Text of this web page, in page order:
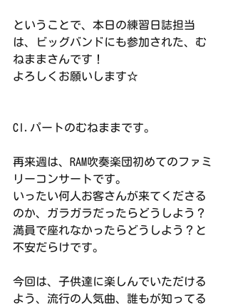
ということで、本日の練習日誌担当
は、ビッグバンドにも参加された、む
ねままさんです！
よろしくお願いします☆
Cl.パートのむねままです。
再来週は、RAM吹奏楽団初めてのファミ
リーコンサートです。
いったい何人お客さんが来てくださる
のか、ガラガラだったらどうしよう？
満員で座れなかったらどうしよう？と
不安だらけです。
今回は、子供達に楽しんでいただける
よう、流行の人気曲、誰もが知ってる